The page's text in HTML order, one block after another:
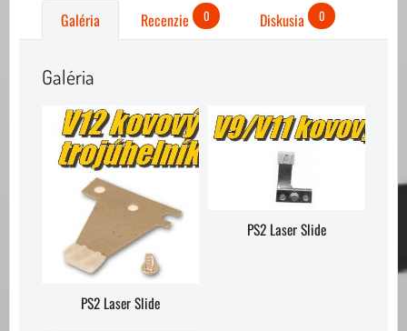
Galéria Recenzie 0 Diskusia 0
Galéria
PS2 Laser Slide
PS2 Laser Slide